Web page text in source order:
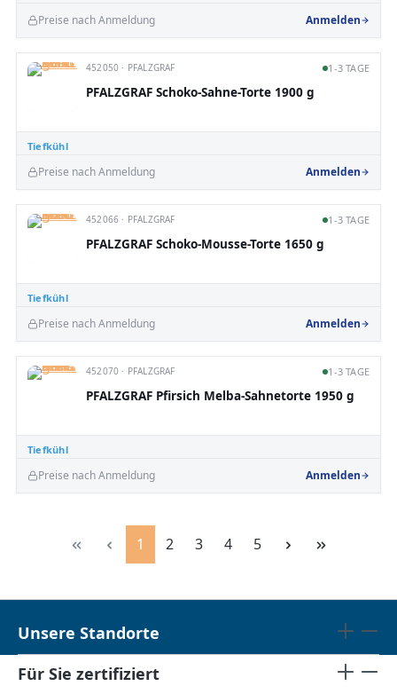
Preise nach Anmeldung Anmelden
Tiefkühl
452050 · PFALZGRAF 1-3 TAGE
PFALZGRAF Schoko-Sahne-Torte 1900 g
Preise nach Anmeldung Anmelden
Tiefkühl
452066 · PFALZGRAF 1-3 TAGE
PFALZGRAF Schoko-Mousse-Torte 1650 g
Preise nach Anmeldung Anmelden
Tiefkühl
452070 · PFALZGRAF 1-3 TAGE
PFALZGRAF Pfirsich Melba-Sahnetorte 1950 g
Preise nach Anmeldung Anmelden
Seite
1 Seite
2 Seite
3 Seite
4 Seite
5
Unsere Standorte
Für Sie zertifiziert